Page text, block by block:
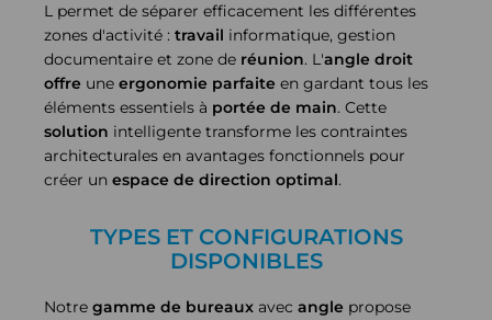
L permet de séparer efficacement les différentes
zones d'activité : travail informatique, gestion
documentaire et zone de réunion. L'angle droit
offre une ergonomie parfaite en gardant tous les
éléments essentiels à portée de main. Cette
solution intelligente transforme les contraintes
architecturales en avantages fonctionnels pour
créer un espace de direction optimal.
TYPES ET CONFIGURATIONS
DISPONIBLES
Notre gamme de bureaux avec angle propose